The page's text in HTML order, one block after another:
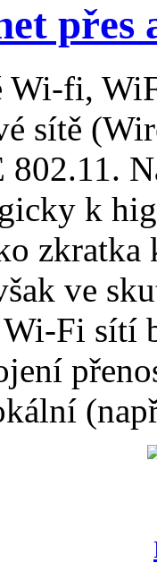
přes
Wi-fi,
sítě
802.11.
k
ve
Fi sítí